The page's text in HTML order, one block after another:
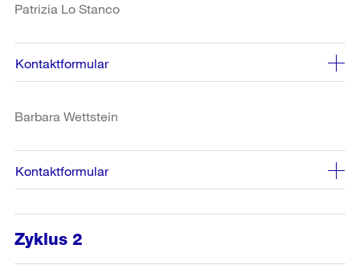
Patrizia Lo Stanco
Kontaktformular
Barbara Wettstein
Kontaktformular
Zyklus 2